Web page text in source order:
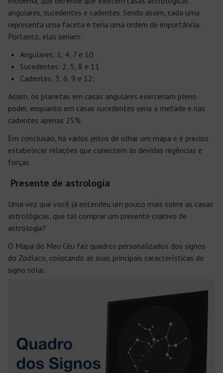
angulares, sucedentes e cadentes. Sendo assim, cada uma
representa uma faceta e teria uma ordem de importância.
Portanto, elas seriam:
Angulares: 1, 4, 7 e 10
Sucedentes: 2, 5, 8 e 11
Cadentes: 3, 6, 9 e 12;
Assim, os planetas em casas angulares exerceriam pleno
poder, enquanto em casas sucedentes seria a metade e nas
cadentes apenas 25%.
Em conclusão, há vários jeitos de olhar um mapa e é preciso
estabelecer relações que conectem às devidas regências e
forças.
Presente de astrologia
Uma vez que você já entendeu um pouco mais sobre as casas
astrológicas, que tal comprar um presente criativo de
astrologia?
O Mapa do Meu Céu faz quadros personalizados dos signos
do Zodíaco, colocando as suas principais características do
signo solar.